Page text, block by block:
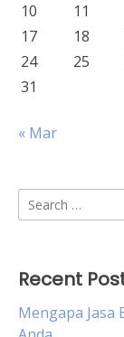
10
11
17
18
24
25
31
« Mar
Search
for:
Recent
Mengapa Jasa